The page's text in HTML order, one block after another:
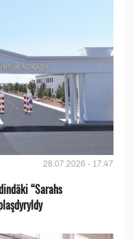
28.07.2026 - 17:47
“Sarahs